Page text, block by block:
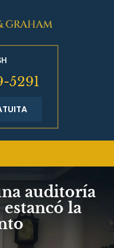
5291
auditoría
la